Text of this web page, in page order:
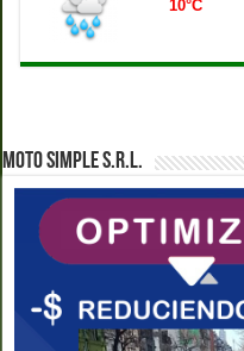
10°C
MOTO SIMPLE S.R.L.